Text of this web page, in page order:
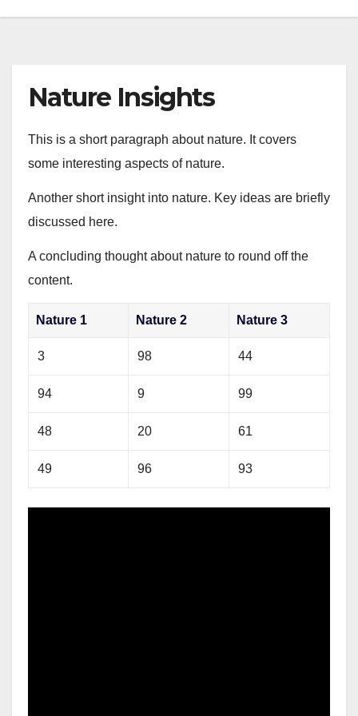
Nature Insights
This is a short paragraph about nature. It covers
some interesting aspects of nature.
Another short insight into nature. Key ideas are briefly
discussed here.
A concluding thought about nature to round off the
content.
Nature 1 Nature 2 Nature 3
3 98 44
94 9 99
48 20 61
49 96 93